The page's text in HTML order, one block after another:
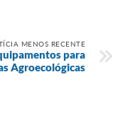
MENOS RECENTE
para
Agroecológicas